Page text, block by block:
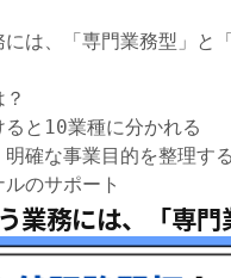
は、「専門業務型」と
と10業種に分かれる
確な事業目的を整理す
のサポート
業務には、「専